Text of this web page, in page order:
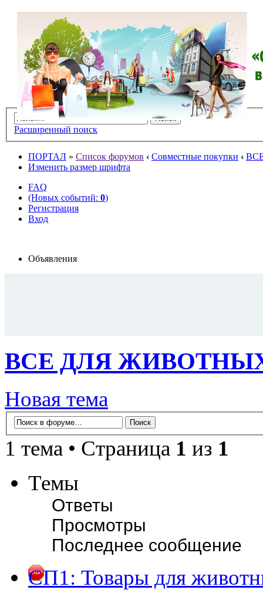
Расширенный поиск
ПОРТАЛ » Список форумов ‹ Совместные покупки ‹
Изменить размер шрифта
FAQ
(Новых событий: 0)
Регистрация
Вход
Объявления
ВСЕ ДЛЯ
Новая тема
1 тема • Страница 1 из 1
Темы
Ответы
Просмотры
Последнее сообщение
СП1: Товары для